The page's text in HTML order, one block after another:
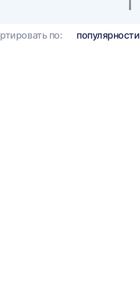
по: популярности